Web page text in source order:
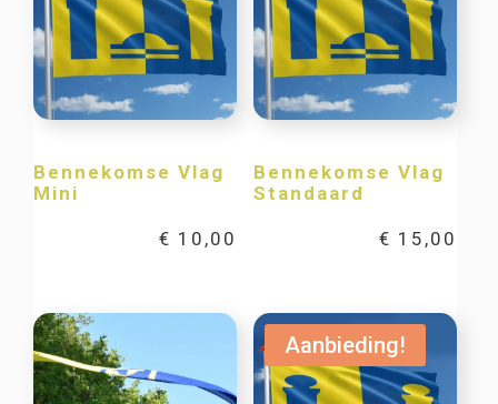
Bennekomse Vlag
Mini
€ 10,00
Bennekomse Vlag
Standaard
€ 15,00
Aanbieding!